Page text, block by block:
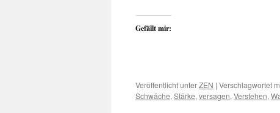
Gefällt mir:
Veröffentlicht unterZEN | Verschlagwortet
Schwäche, Stärke, versagen, Verstehen,